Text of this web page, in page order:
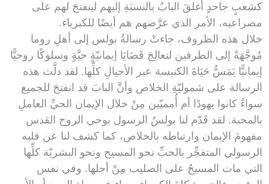
كشعبٍ جاحدٍ أُغلقَ البابُ بالنسبَةِ إليهم لينفتحَ لهم على
مصراعيه، الأمر الذي عرَّضهم هم أيضًا للكبرياء.
خلال هذه الظروف، جاءتْ رسالةُ بولس إلى أهلِ روما
مُوجَّهَةً إلى الطرفين لتعالِجَ قَضَايَا إيمانيّةٍ حيَّةٍ وسلوكًا روحيًّا
إيمانيًّا يَمَسُّ حَيَاةَ الكنيسة عبر الأجيالِ كلِّها. لقد دلَّت هذه
الرسالة على شموليّةِ الخلاص وأنَّ البابَ قد انفتحَ للجميع
سواءً كانوا يهودًا أم أُمميّين مِنْ خلال الإيمان الحيِّ العاملِ
بالمحبة. لقد قَدّم لنا بولسُ الرسول بوحي الروح القدس
مفهومَ الإيمان وارتباطه بالخلاص، كما كشف لنا عن قلبه
الرسولي المتفجِّر بالحبِّ نحو المسيح ونحو البشريّة كلِّها
التي مات المسيحُ على الصليب مِنْ أجلها. وفي نفس